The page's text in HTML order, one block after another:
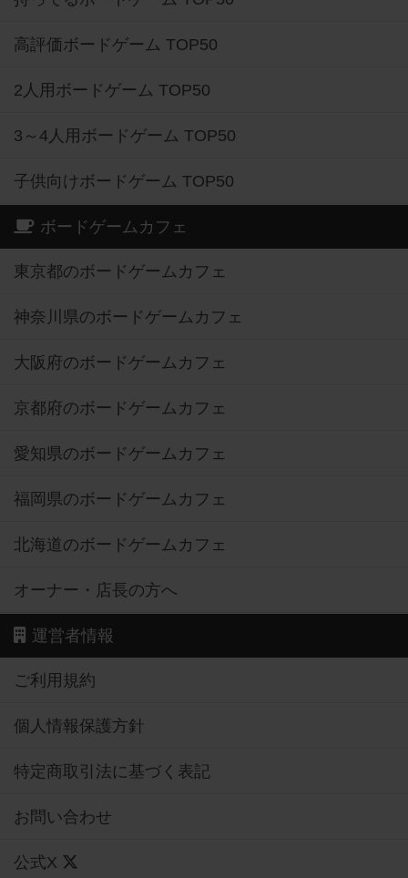
高評価ボードゲーム TOP50
2人用ボードゲーム TOP50
3～4人用ボードゲーム TOP50
子供向けボードゲーム TOP50
ボードゲームカフェ
東京都のボードゲームカフェ
神奈川県のボードゲームカフェ
大阪府のボードゲームカフェ
京都府のボードゲームカフェ
愛知県のボードゲームカフェ
福岡県のボードゲームカフェ
北海道のボードゲームカフェ
オーナー・店長の方へ
運営者情報
ご利用規約
個人情報保護方針
特定商取引法に基づく表記
お問い合わせ
公式X